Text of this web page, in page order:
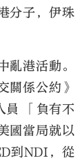
分子，伊珠
亂港活動。
關係公約》
員 「負有不
國當局就以
到NDI，從